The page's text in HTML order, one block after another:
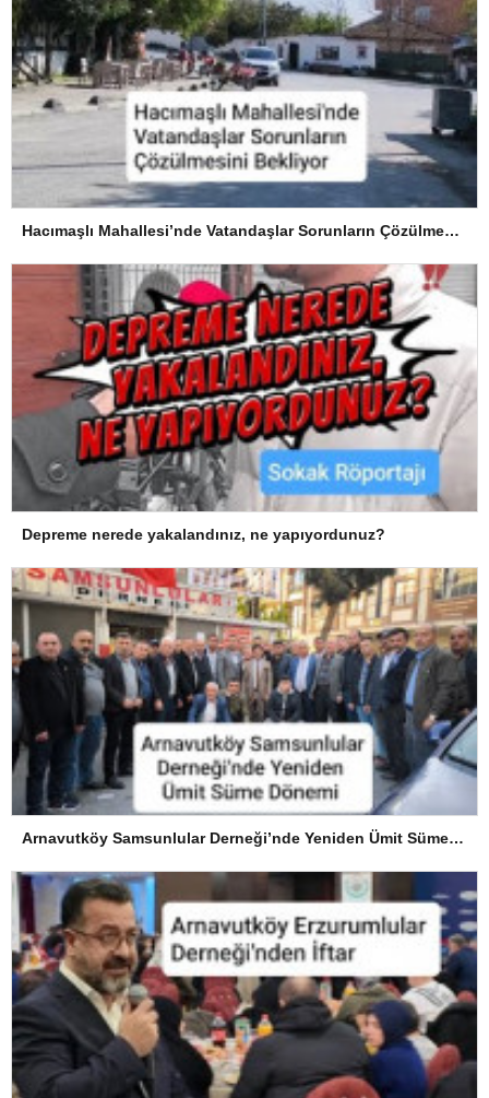
Hacımaşlı Mahallesi’nde Vatandaşlar Sorunların Çözülmesini Bekliyor
Depreme nerede yakalandınız, ne yapıyordunuz?
Arnavutköy Samsunlular Derneği’nde Yeniden Ümit Süme Dönemi